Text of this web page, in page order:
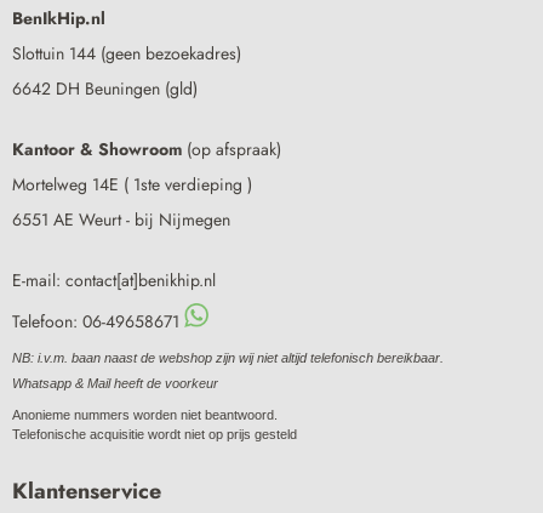
BenIkHip.nl
Slottuin 144 (geen bezoekadres)
6642 DH Beuningen (gld)
Kantoor & Showroom (op afspraak)
Mortelweg 14E ( 1ste verdieping )
6551 AE Weurt - bij Nijmegen
E-mail: contact[at]benikhip.nl
Telefoon: 06-49658671
NB: i.v.m. baan naast de webshop zijn wij niet altijd telefonisch bereikbaar.
Whatsapp & Mail heeft de voorkeur
Anonieme nummers worden niet beantwoord.
Telefonische acquisitie wordt niet op prijs gesteld
Klantenservice